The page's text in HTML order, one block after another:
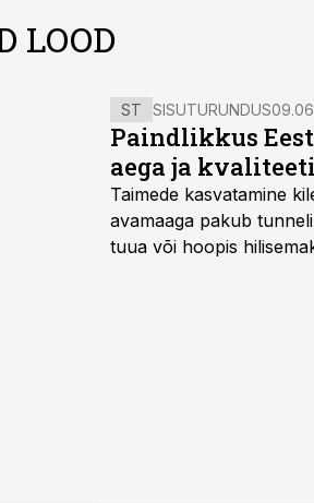
LOOD
ST SISUTURUNDUS
Paindlikkus
aega ja kvaliteeti
Taimede kasvatamine
avamaaga pakub
tuua või hoopis